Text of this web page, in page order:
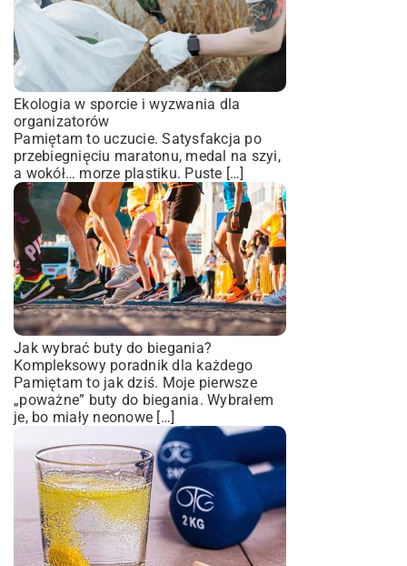
Ekologia w sporcie i wyzwania dla
organizatorów
Pamiętam to uczucie. Satysfakcja po
przebiegnięciu maratonu, medal na szyi,
a wokół… morze plastiku. Puste […]
Jak wybrać buty do biegania?
Kompleksowy poradnik dla każdego
Pamiętam to jak dziś. Moje pierwsze
„poważne” buty do biegania. Wybrałem
je, bo miały neonowe […]